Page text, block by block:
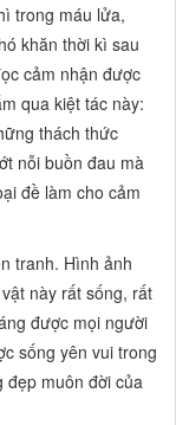
trong máu lửa,
khăn thời kì sau
cảm nhận được
qua kiệt tác này:
thách thức
nỗi buồn đau mà
đề làm cho cảm
tranh. Hình ảnh
này rất sống, rất
được mọi người
sống yên vui trong
đẹp muôn đời của